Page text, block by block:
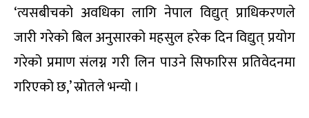
‘त्यसबीचको अवधिका लागि नेपाल विद्युत् प्राधिकरणले
जारी गरेको बिल अनुसारको महसुल हरेक दिन विद्युत् प्रयोग
गरेको प्रमाण संलग्न गरी लिन पाउने सिफारिस प्रतिवेदनमा
गरिएको छ,’ स्रोतले भन्यो ।